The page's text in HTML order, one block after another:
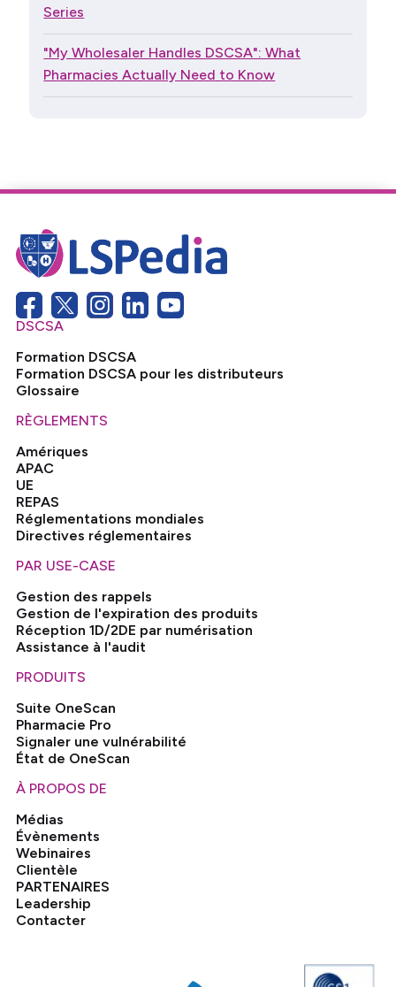
Series
"My Wholesaler Handles DSCSA": What
Pharmacies Actually Need to Know
DSCSA
Formation DSCSA
Formation DSCSA pour les distributeurs
Glossaire
RÈGLEMENTS
Amériques
APAC
UE
REPAS
Réglementations mondiales
Directives réglementaires
PAR USE-CASE
Gestion des rappels
Gestion de l'expiration des produits
Réception 1D/2DE par numérisation
Assistance à l'audit
PRODUITS
Suite OneScan
Pharmacie Pro
Signaler une vulnérabilité
État de OneScan
À PROPOS DE
Médias
Évènements
Webinaires
Clientèle
PARTENAIRES
Leadership
Contacter